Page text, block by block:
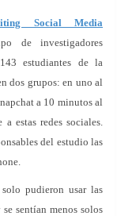
Social Media
de investigadores
estudiantes de la
dos grupos: en uno al
a 10 minutos al
estas redes sociales.
del estudio las
pudieron usar las
sentían menos solos